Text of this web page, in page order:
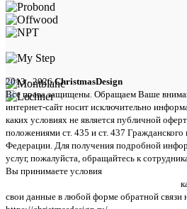
2013 - 2026ChristmasDesign
Все права защищены. Обращаем Ваше
интернет-сайт носит исключительно
каких условиях не является публичной
положениями ст. 435 и ст. 437 Гражданского
Федерации. Для получения подробной
услуг, пожалуйста, обращайтесь к
Вы принимаете условия
свои данные в любой форме обратной связи